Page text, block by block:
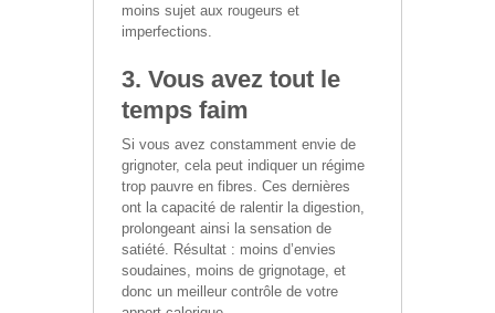
moins sujet aux rougeurs et
imperfections.
3. Vous avez tout le
temps faim
Si vous avez constamment envie de
grignoter, cela peut indiquer un régime
trop pauvre en fibres. Ces dernières
ont la capacité de ralentir la digestion,
prolongeant ainsi la sensation de
satiété. Résultat : moins d’envies
soudaines, moins de grignotage, et
donc un meilleur contrôle de votre